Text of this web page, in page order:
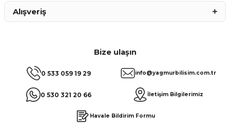
Bize ulaşın
0 533 059 19 29
0 530 321 20 66
info@yagmurbilisim.com.tr
İletişim Bilgilerimiz
Havale Bildirim Formu
Alışveriş